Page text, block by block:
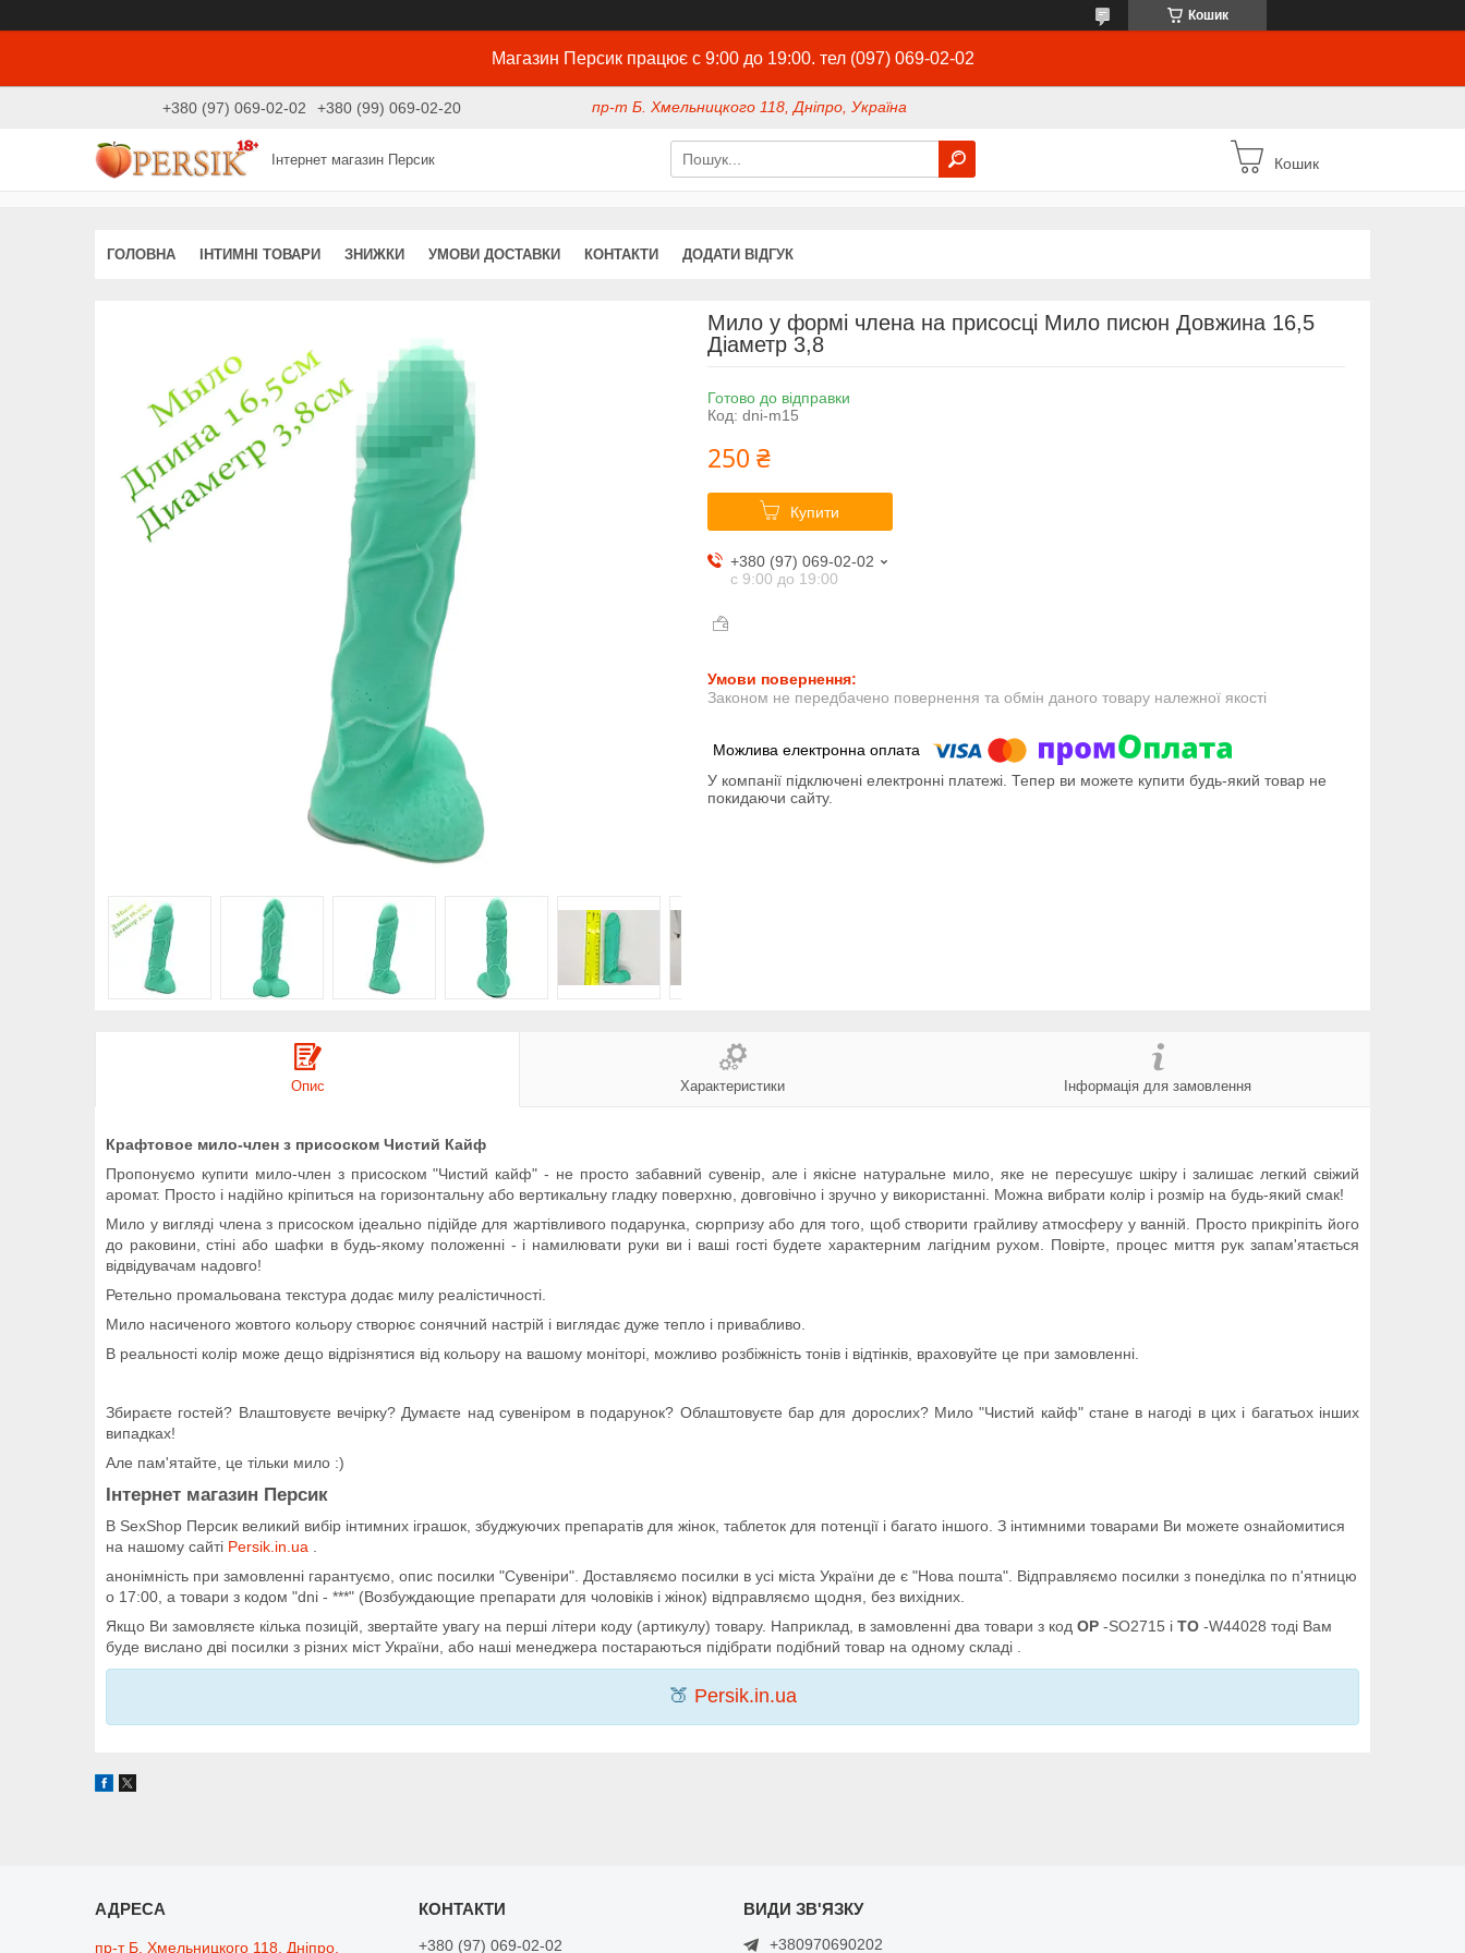
Кошик
Магазин Персик працює с 9:00 до 19:00. тел (097) 069-02-02
+380 (97) 069-02-02 +380 (99) 069-02-20 пр-т Б. Хмельницкого 118, Дніпро, Україна
Інтернет магазин Персик Кошик
ГОЛОВНА ІНТИМНІ ТОВАРИ ЗНИЖКИ УМОВИ ДОСТАВКИ КОНТАКТИ ДОДАТИ ВІДГУК
Мило у формі члена на присосці Мило писюн Довжина 16,5
Діаметр 3,8
Готово до відправки
Код: dni-m15
250 ₴
Купити
+380 (97) 069-02-02
с 9:00 до 19:00
Законом не передбачено повернення та обмін даного товару належної якості
У компанії підключені електронні платежі. Тепер ви можете купити будь-який товар не
покидаючи сайту.
Опис Характеристики Інформація для замовлення
Крафтовое мило-член з присоском Чистий Кайф
Пропонуємо купити мило-член з присоском "Чистий кайф" - не просто забавний сувенір, але і якісне натуральне мило, яке не пересушує шкіру і залишає легкий свіжий
аромат. Просто і надійно кріпиться на горизонтальну або вертикальну гладку поверхню, довговічно і зручно у використанні. Можна вибрати колір і розмір на будь-який смак!
Мило у вигляді члена з присоском ідеально підійде для жартівливого подарунка, сюрпризу або для того, щоб створити грайливу атмосферу у ванній. Просто прикріпіть його
до раковини, стіні або шафки в будь-якому положенні - і намилювати руки ви і ваші гості будете характерним лагідним рухом. Повірте, процес миття рук запам'ятається
відвідувачам надовго!
Ретельно промальована текстура додає милу реалістичності.
Мило насиченого жовтого кольору створює сонячний настрій і виглядає дуже тепло і привабливо.
В реальності колір може дещо відрізнятися від кольору на вашому моніторі, можливо розбіжність тонів і відтінків, враховуйте це при замовленні.
Збираєте гостей? Влаштовуєте вечірку? Думаєте над сувеніром в подарунок? Облаштовуєте бар для дорослих? Мило "Чистий кайф" стане в нагоді в цих і багатьох інших
випадках!
Але пам'ятайте, це тільки мило :)
Інтернет магазин Персик
В SexShop Персик великий вибір інтимних іграшок, збуджуючих препаратів для жінок, таблеток для потенції і багато іншого. З інтимними товарами Ви можете ознайомитися
на нашому сайті Persik.in.ua
анонімність при замовленні гарантуємо, опис посилки "Сувеніри". Доставляємо посилки в усі міста України де є "Нова пошта". Відправляємо посилки з понеділка по п'ятницю
о 17:00, а товари з кодом "dni - ***" (Возбуждающие препарати для чоловіків і жінок) відправляємо щодня, без вихідних.
Якщо Ви замовляєте кілька позицій, звертайте увагу на перші літери коду (артикулу) товару. Наприклад, в замовленні два товари з код OP -SO2715 і TO -W44028 тоді Вам
буде вислано дві посилки з різних міст України, або наші менеджера постараються підібрати подібний товар на одному складі .
🍑 Persik.in.ua
пр-т Б. Хмельницкого 118, Дніпро, +380 (97) 069-02-02 +380970690202